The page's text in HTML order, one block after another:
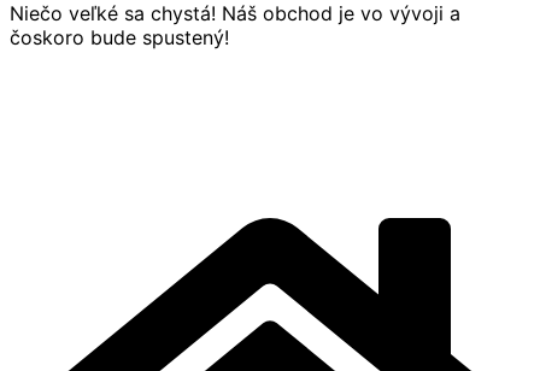
Niečo veľké sa chystá! Náš obchod je vo vývoji a
čoskoro bude spustený!